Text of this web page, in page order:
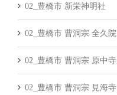
02_豊橋市 新栄神明社
02_豊橋市 曹洞宗 全久院
02_豊橋市 曹洞宗 原中寺
02_豊橋市 曹洞宗 見海寺